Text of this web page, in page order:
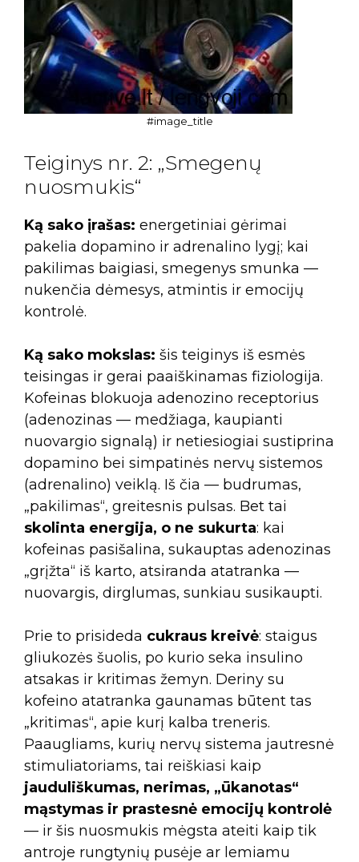
#image_title
Teiginys nr. 2: „Smegenų
nuosmukis“
Ką sako įrašas: energetiniai gėrimai
pakelia dopamino ir adrenalino lygį; kai
pakilimas baigiasi, smegenys smunka —
nukenčia dėmesys, atmintis ir emocijų
kontrolė.
Ką sako mokslas: šis teiginys iš esmės
teisingas ir gerai paaiškinamas fiziologija.
Kofeinas blokuoja adenozino receptorius
(adenozinas — medžiaga, kaupianti
nuovargio signalą) ir netiesiogiai sustiprina
dopamino bei simpatinės nervų sistemos
(adrenalino) veiklą. Iš čia — budrumas,
„pakilimas“, greitesnis pulsas. Bet tai
skolinta energija, o ne sukurta: kai
kofeinas pasišalina, sukauptas adenozinas
„grįžta“ iš karto, atsiranda atatranka —
nuovargis, dirglumas, sunkiau susikaupti.
Prie to prisideda cukraus kreivė: staigus
gliukozės šuolis, po kurio seka insulino
atsakas ir kritimas žemyn. Deriny su
kofeino atatranka gaunamas būtent tas
„kritimas“, apie kurį kalba treneris.
Paaugliams, kurių nervų sistema jautresnė
stimuliatoriams, tai reiškiasi kaip
jauduliškumas, nerimas, „ūkanotas“
mąstymas ir prastesnė emocijų kontrolė
— ir šis nuosmukis mėgsta ateiti kaip tik
antroje rungtynių pusėje ar lemiamu